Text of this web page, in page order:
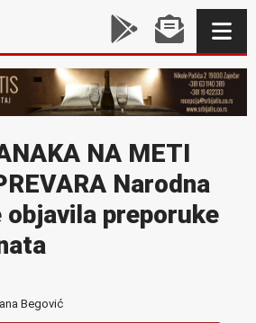
NA METI
Narodna
objavila preporuke
Begović